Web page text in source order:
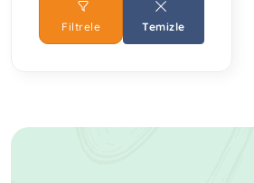
Filtrele Temizle